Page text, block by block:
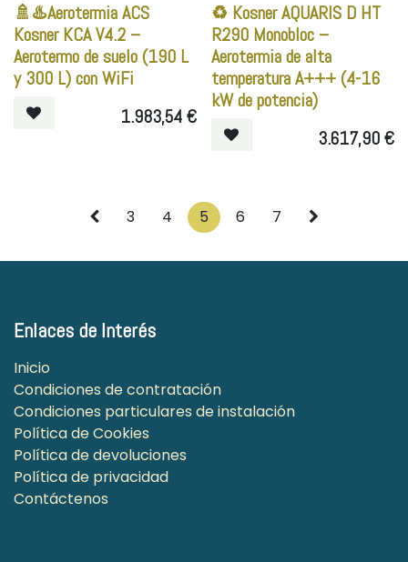
🚿♨️Aerotermia ACS
Kosner KCA V4.2 –
Aerotermo de suelo (190 L
y 300 L) con WiFi
1.983,54€
♻️ Kosner AQUARIS D HT
R290 Monobloc –
Aerotermia de alta
temperatura A+++ (4-16
kW de potencia)
3.617,90€
3 4 5 6 7
Enlaces de Interés
Inicio
Condiciones de contratación
Condiciones particulares de instalación
Política de Cookies
Política de devoluciones
Política de privacidad
Contáctenos